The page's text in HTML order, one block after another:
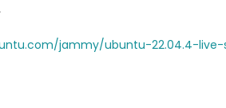
jammy/ubuntu-22.04.4-live-